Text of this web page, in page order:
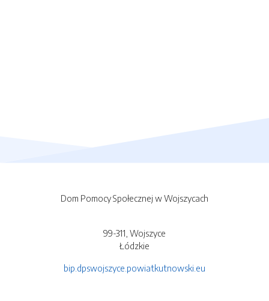
Dom Pomocy Społecznej w Wojszycach
99-311, Wojszyce
Łódzkie
bip.dpswojszyce.powiatkutnowski.eu